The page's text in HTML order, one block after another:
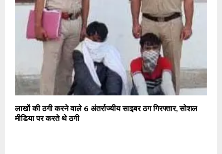
लाखों की ठगी करने वाले 6 अंतर्राज्यीय साइबर ठग गिरफ्तार, सोशल
मीडिया पर करते थे ठगी